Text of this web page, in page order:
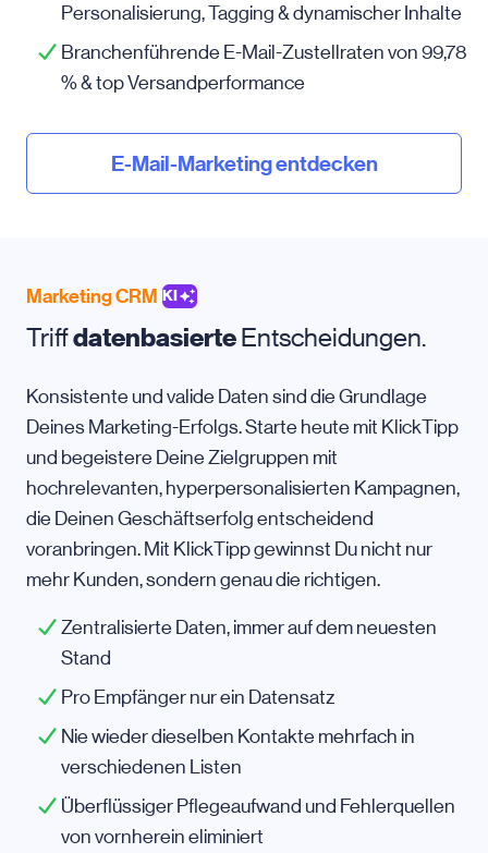
Personalisierung, Tagging & dynamischer Inhalte
Branchenführende E-Mail-Zustellraten von 99,78
% & top Versandperformance
E-Mail-Marketing entdecken
Marketing CRM KI
TriffdatenbasierteEntscheidungen.
Konsistente und valide Daten sind die Grundlage
Deines Marketing-Erfolgs. Starte heute mit KlickTipp
und begeistere Deine Zielgruppen mit
hochrelevanten, hyperpersonalisierten Kampagnen,
die Deinen Geschäftserfolg entscheidend
voranbringen. Mit KlickTipp gewinnst Du nicht nur
mehr Kunden, sondern genau die richtigen.
Zentralisierte Daten, immer auf dem neuesten
Stand
Pro Empfänger nur ein Datensatz
Nie wieder dieselben Kontakte mehrfach in
verschiedenen Listen
Überflüssiger Pflegeaufwand und Fehlerquellen
von vornherein eliminiert